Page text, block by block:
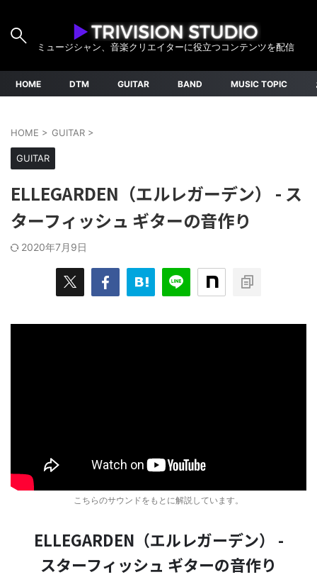
ミュージシャン、音楽クリエイターに役立つコンテンツを配信
HOME DTM GUITAR BAND MUSIC TOPIC
HOME > GUITAR >
GUITAR
ELLEGARDEN（エルレガーデン） - ス
ターフィッシュ ギターの音作り
2020年7月9日
こちらのサウンドをもとに解説しています。
ELLEGARDEN（エルレガーデン） -
スターフィッシュ ギターの音作り